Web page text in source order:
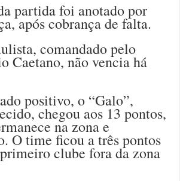
partida foi anotado por
após cobrança de falta.
comandado pelo
Caetano, não vencia há
positivo, o “Galo”,
chegou aos 13 pontos,
na zona e
O time ficou a três pontos
clube fora da zona